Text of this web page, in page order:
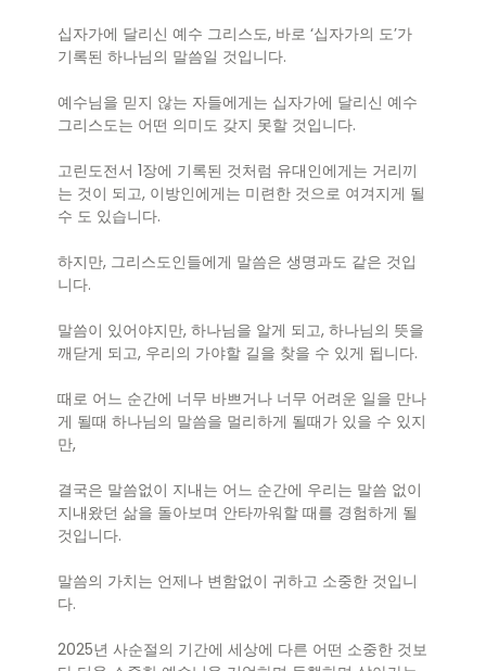
십자가에 달리신 예수 그리스도, 바로 ‘십자가의 도’가
기록된 하나님의 말씀일 것입니다.
예수님을 믿지 않는 자들에게는 십자가에 달리신 예수
그리스도는 어떤 의미도 갖지 못할 것입니다.
고린도전서 1장에 기록된 것처럼 유대인에게는 거리끼
는 것이 되고, 이방인에게는 미련한 것으로 여겨지게 될
수 도 있습니다.
하지만, 그리스도인들에게 말씀은 생명과도 같은 것입
니다.
말씀이 있어야지만, 하나님을 알게 되고, 하나님의 뜻을
깨닫게 되고, 우리의 가야할 길을 찾을 수 있게 됩니다.
때로 어느 순간에 너무 바쁘거나 너무 어려운 일을 만나
게 될때 하나님의 말씀을 멀리하게 될때가 있을 수 있지
만,
결국은 말씀없이 지내는 어느 순간에 우리는 말씀 없이
지내왔던 삶을 돌아보며 안타까워할 때를 경험하게 될
것입니다.
말씀의 가치는 언제나 변함없이 귀하고 소중한 것입니
다.
2025년 사순절의 기간에 세상에 다른 어떤 소중한 것보